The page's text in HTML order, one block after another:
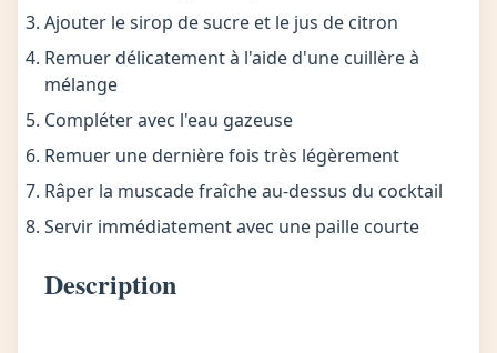
Ajouter le sirop de sucre et le jus de citron
Remuer délicatement à l'aide d'une cuillère à
mélange
Compléter avec l'eau gazeuse
Remuer une dernière fois très légèrement
Râper la muscade fraîche au-dessus du cocktail
Servir immédiatement avec une paille courte
Description